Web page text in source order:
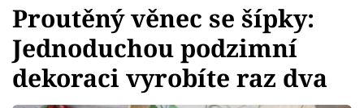
Témata
Bydlení
Proutěný věnec se šípky:
Jednoduchou podzimní
dekoraci vyrobíte raz dva